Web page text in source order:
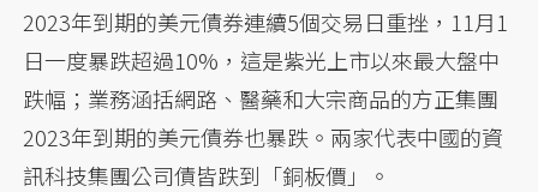
2023年到期的美元債券連續5個交易日重挫，11月1
日一度暴跌超過10%，這是紫光上市以來最大盤中
跌幅；業務涵括網路、醫藥和大宗商品的方正集團
2023年到期的美元債券也暴跌。兩家代表中國的資
訊科技集團公司債皆跌到「銅板價」。